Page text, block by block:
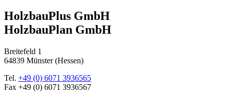
HolzbauPlus GmbH
HolzbauPlan GmbH
Breitefeld 1
64839 Münster (Hessen)
Tel. +49 (0) 6071 3936565
Fax +49 (0) 6071 3936567